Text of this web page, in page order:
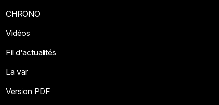
CHRONO
Vidéos
Fil d'actualités
La var
Version PDF